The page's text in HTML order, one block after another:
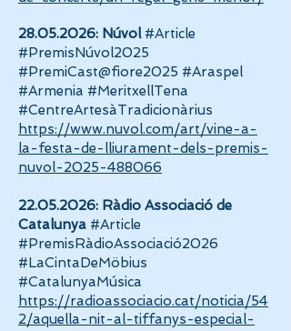
28.05.2026: Núvol#Article
#PremisNúvol2025
#PremiCast@fiore2025 #Araspel
#Armenia #MeritxellTena
#CentreArtesàTradicionàrius
https://www.nuvol.com/art/vine-a-
la-festa-de-lliurament-dels-premis-
nuvol-2025-488066
22.05.2026: Ràdio Associació de
Catalunya #Article
#PremisRàdioAssociació2026
#LaCintaDeMöbius
#CatalunyaMúsica
https://radioassociacio.cat/noticia/54
2/aquella-nit-al-tiffanys-especial-